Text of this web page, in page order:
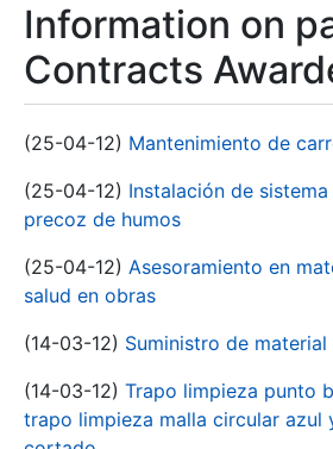
Information on
Contracts
(25-04-12) Mantenimiento de
(25-04-12) Instalación de
precoz de humos
(25-04-12) Asesoramiento en
salud en obras
(14-03-12) Suministro de
(14-03-12) Trapo limpieza punto
trapo limpieza malla circular azul